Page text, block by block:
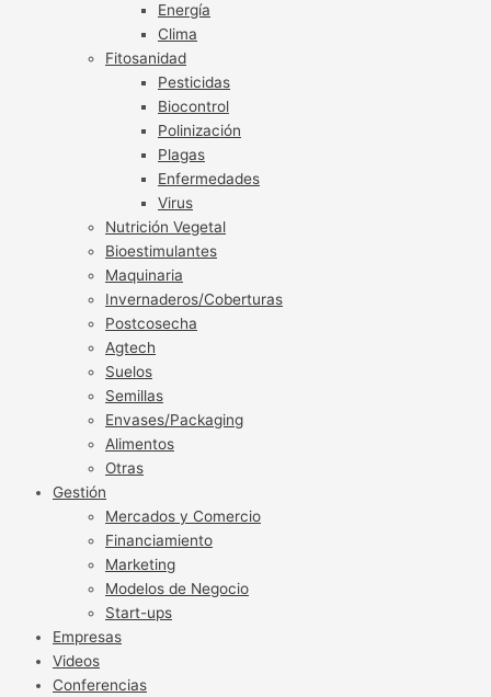
Energía
Clima
Fitosanidad
Pesticidas
Biocontrol
Polinización
Plagas
Enfermedades
Virus
Nutrición Vegetal
Bioestimulantes
Maquinaria
Invernaderos/Coberturas
Postcosecha
Agtech
Suelos
Semillas
Envases/Packaging
Alimentos
Otras
Gestión
Mercados y Comercio
Financiamiento
Marketing
Modelos de Negocio
Start-ups
Empresas
Videos
Conferencias